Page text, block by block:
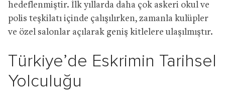
hedeflenmiştir. İlk yıllarda daha çok askeri okul ve
polis teşkilatı içinde çalışılırken, zamanla kulüpler
ve özel salonlar açılarak geniş kitlelere ulaşılmıştır.
Türkiye’de Eskrimin Tarihsel
Yolculuğu